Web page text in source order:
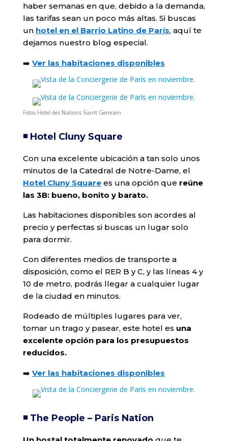
haber semanas en que, debido a la demanda,
las tarifas sean un poco más altas. Si buscas
un hotel en el Barrio Latino de París, aquí te
dejamos nuestro blog especial.
➡️ Ver las habitaciones disponibles
Fotos Hotel des Nations Saint Germain
◾️ Hotel Cluny Square
Con una excelente ubicación a tan solo unos
minutos de la Catedral de Notre-Dame, el
Hotel Cluny Squarees una opción que reúne
las 3B: bueno, bonito y barato.
Las habitaciones disponibles son acordes al
precio y perfectas si buscas un lugar solo
para dormir.
Con diferentes medios de transporte a
disposición, como el RER B y C, y las líneas 4 y
10 de metro, podrás llegar a cualquier lugar
de la ciudad en minutos.
Rodeado de múltiples lugares para ver,
tomar un trago y pasear, este hotel es una
excelente opción para los presupuestos
reducidos.
➡️ Ver las habitaciones disponibles
◾️ The People – Paris Nation